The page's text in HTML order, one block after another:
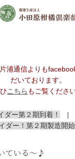
浦通信よりも
だいております。
こちら もご覧くださ
ダー第２期到着！ |
ダー！第２期製造開始
ている〜♪